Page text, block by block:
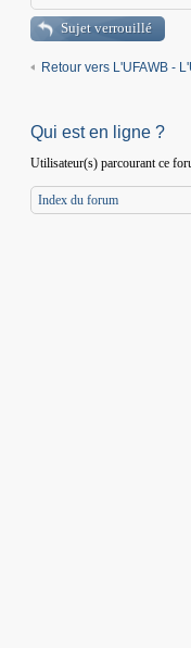
Sujet verrouillé
Retour vers L'UFAWB -
Qui est en ligne ?
Utilisateur(s) parcourant ce
Index du forum